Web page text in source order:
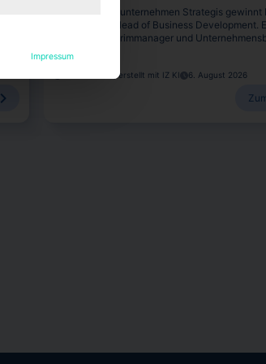
Das Beratungsunternehmen Strategis gewinnt
Schleider als Head of Business Development.
zuletzt als Interimmanager und
Janina Stadel, erstellt mit IZ KI 6. August 2026
Impressum